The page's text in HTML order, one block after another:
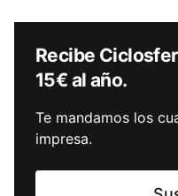
Recibe
15€ al año.
Te mandamos los
impresa.